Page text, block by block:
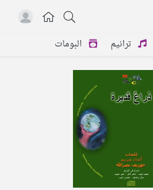
ترانيم البومات